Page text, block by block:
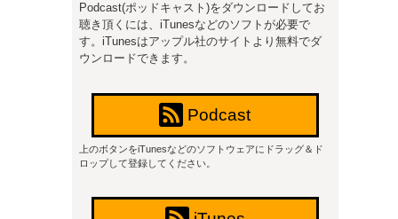
Podcast(ポッドキャスト)をダウンロードしてお
聴き頂くには、iTunesなどのソフトが必要で
す。iTunesはアップル社のサイトより無料でダ
ウンロードできます。
Podcast
上のボタンをiTunesなどのソフトウェアにドラッグ＆ド
ロップして登録してください。